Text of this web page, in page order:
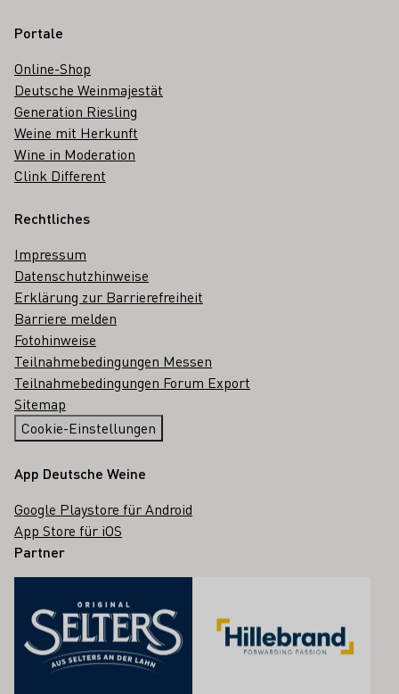
Portale
Online-Shop
Deutsche Weinmajestät
Generation Riesling
Weine mit Herkunft
Wine in Moderation
Clink Different
Rechtliches
Impressum
Datenschutzhinweise
Erklärung zur Barrierefreiheit
Barriere melden
Fotohinweise
Teilnahmebedingungen Messen
Teilnahmebedingungen Forum Export
Sitemap
Cookie-Einstellungen
App Deutsche Weine
Google Playstore für Android
App Store für iOS
Partner